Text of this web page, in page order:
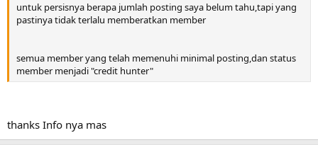
untuk persisnya berapa jumlah posting saya belum tahu,tapi yang
pastinya tidak terlalu memberatkan member
semua member yang telah memenuhi minimal posting,dan status
member menjadi "credit hunter"
thanks Info nya mas